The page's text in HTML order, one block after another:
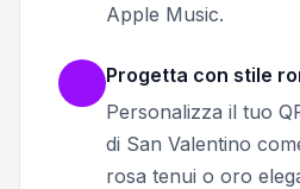
Apple Music.
Progetta con stile
Personalizza il tuo
di San Valentino
rosa tenui o oro